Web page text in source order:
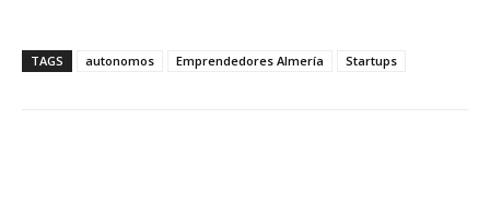
TAGS autonomos Emprendedores Almería Startups